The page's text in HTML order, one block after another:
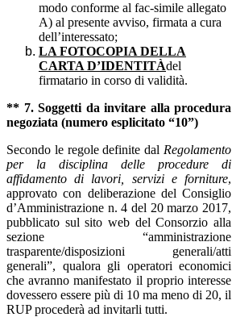
modo conforme al fac-simile allegato
A) al presente avviso, firmata a cura
dell’interessato;
LA FOTOCOPIA DELLA
CARTA D’IDENTITÀdel
firmatario in corso di validità.
** 7. Soggetti da invitare alla procedura
negoziata (numero esplicitato “10”)
Secondo le regole definite dal Regolamento
per la disciplina delle procedure di
affidamento di lavori, servizi e forniture,
approvato con deliberazione del Consiglio
d’Amministrazione n. 4 del 20 marzo 2017,
pubblicato sul sito web del Consorzio alla
sezione “amministrazione
trasparente/disposizioni generali/atti
generali”, qualora gli operatori economici
che avranno manifestato il proprio interesse
dovessero essere più di 10 ma meno di 20, il
RUP procederà ad invitarli tutti.